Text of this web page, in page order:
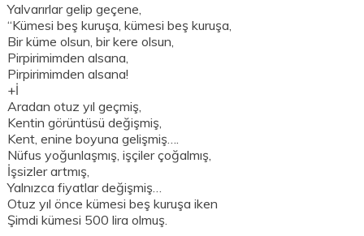
Yalvarırlar gelip geçene,
“Kümesi beş kuruşa, kümesi beş kuruşa,
Bir küme olsun, bir kere olsun,
Pirpirimimden alsana,
Pirpirimimden alsana!
+İ
Aradan otuz yıl geçmiş,
Kentin görüntüsü değişmiş,
Kent, enine boyuna gelişmiş….
Nüfus yoğunlaşmış, işçiler çoğalmış,
İşsizler artmış,
Yalnızca fiyatlar değişmiş…
Otuz yıl önce kümesi beş kuruşa iken
Şimdi kümesi 500 lira olmuş.